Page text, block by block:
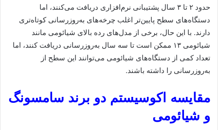
حدود ۲ تا ۳ سال پشتیبانی نرم‌افزاری دریافت می‌کنند، اما
دستگاه‌های سطح پایین‌تر اغلب چرخه‌های به‌روزرسانی کوتاه‌تری
دارند. با این حال، برخی از مدل‌های رده بالای شیائومی مانند
شیائومی ۱۳ ممکن است تا سه سال به‌روزرسانی دریافت کنند، اما
تعداد کمی از دستگاه‌های شیائومی می‌توانند این سطح از
به‌روزرسانی را داشته باشند.
مقایسه اکوسیستم دو برند سامسونگ
و شیائومی